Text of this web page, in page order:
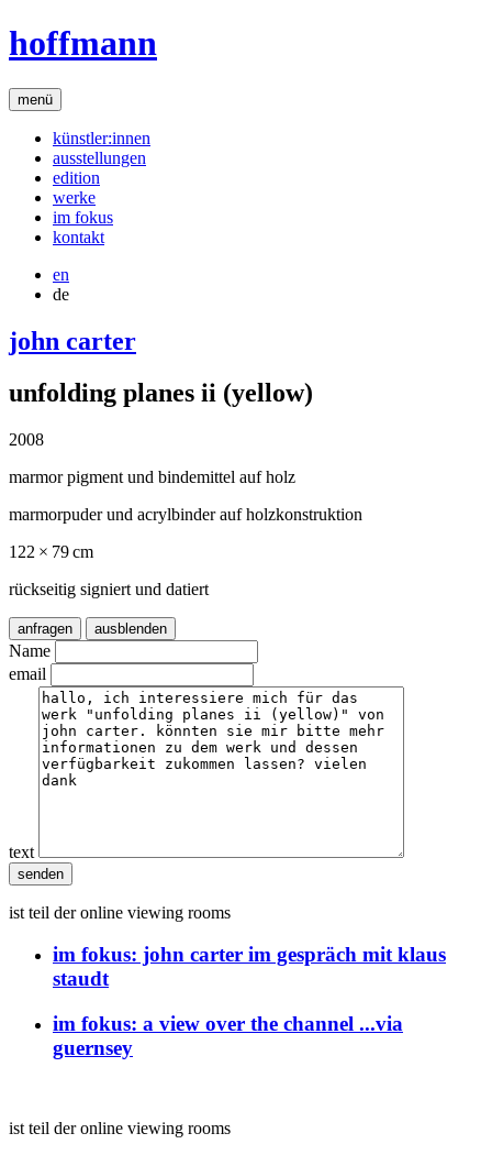
hoffmann
menü
künstler:innen
ausstellungen
edition
werke
im fokus
kontakt
en
de
john carter
unfolding planes ii (yellow)
2008
marmor pigment und bindemittel auf holz
marmorpuder und acrylbinder auf holzkonstruktion
122 × 79 cm
rückseitig signiert und datiert
anfragen ausblenden
Name
email
text
ist teil der online viewing rooms
im fokus: john carter im gespräch mit klaus
staudt
im fokus: a view over the channel ...via
guernsey
ist teil der online viewing rooms